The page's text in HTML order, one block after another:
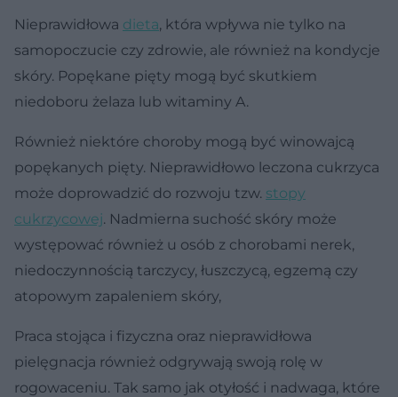
Nieprawidłowa dieta, która wpływa nie tylko na
samopoczucie czy zdrowie, ale również na kondycje
skóry. Popękane pięty mogą być skutkiem
niedoboru żelaza lub witaminy A.
Również niektóre choroby mogą być winowajcą
popękanych pięty. Nieprawidłowo leczona cukrzyca
może doprowadzić do rozwoju tzw. stopy
cukrzycowej. Nadmierna suchość skóry może
występować również u osób z chorobami nerek,
niedoczynnością tarczycy, łuszczycą, egzemą czy
atopowym zapaleniem skóry,
Praca stojąca i fizyczna oraz nieprawidłowa
pielęgnacja również odgrywają swoją rolę w
rogowaceniu. Tak samo jak otyłość i nadwaga, które